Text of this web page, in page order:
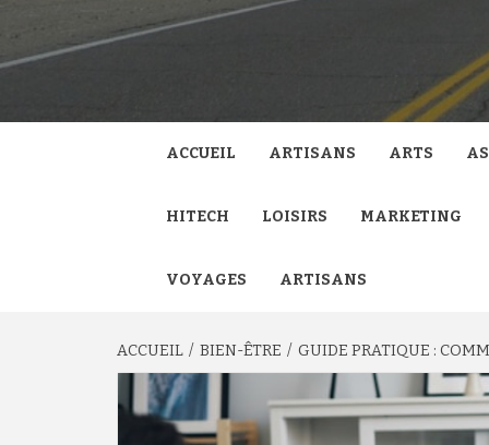
ACCUEIL ARTISANS ARTS
HITECH LOISIRS MARKETING
VOYAGES ARTISANS
ACCUEIL BIEN-ÊTRE GUIDE PRATIQUE :